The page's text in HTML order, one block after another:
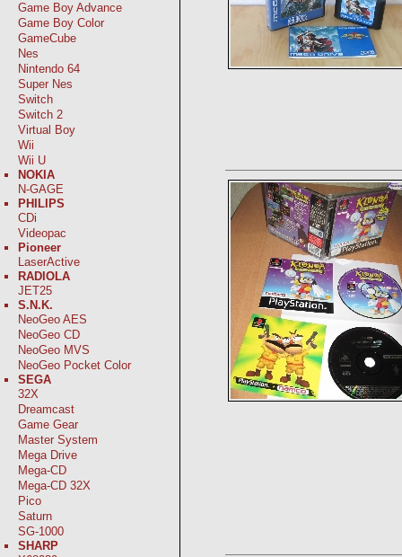
Game Boy Advance
Game Boy Color
GameCube
Nes
Nintendo 64
Super Nes
Switch
Switch 2
Virtual Boy
Wii
Wii U
NOKIA
N-GAGE
PHILIPS
CDi
Videopac
Pioneer
LaserActive
RADIOLA
JET25
S.N.K.
NeoGeo AES
NeoGeo CD
NeoGeo MVS
NeoGeo Pocket Color
SEGA
32X
Dreamcast
Game Gear
Master System
Mega Drive
Mega-CD
Mega-CD 32X
Pico
Saturn
SG-1000
SHARP